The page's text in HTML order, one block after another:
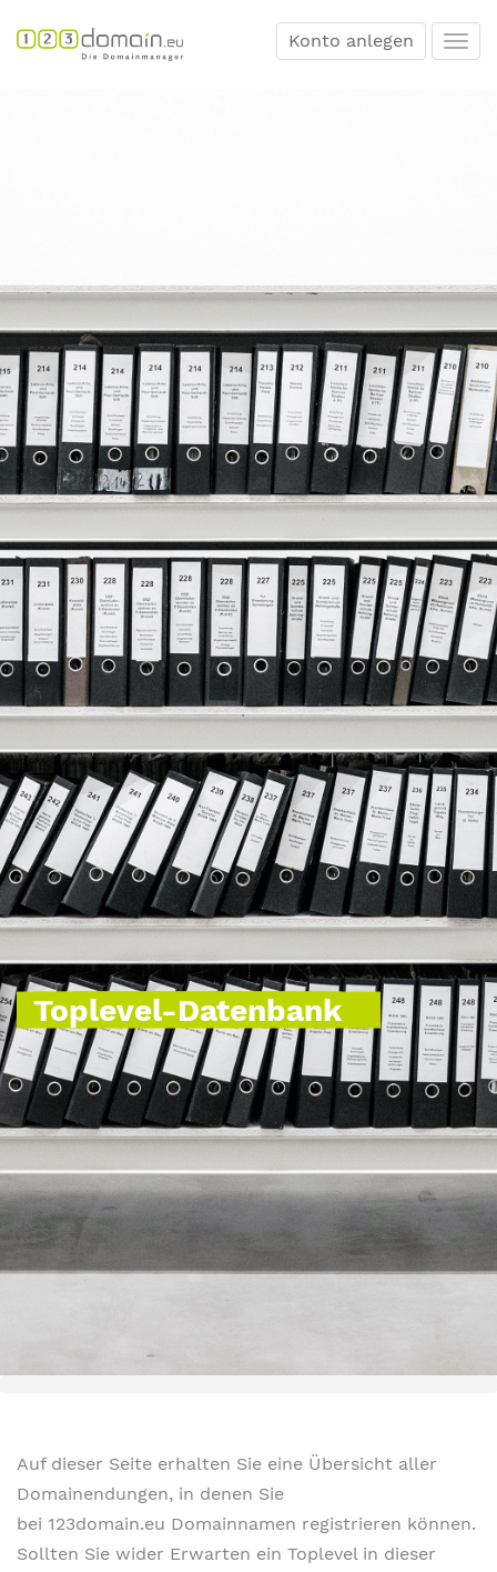
Konto anlegen
Toplevel-Datenbank
Auf dieser Seite erhalten Sie eine Übersicht aller
Domainendungen, in denen Sie
bei 123domain.eu Domainnamen registrieren können.
Sollten Sie wider Erwarten ein Toplevel in dieser